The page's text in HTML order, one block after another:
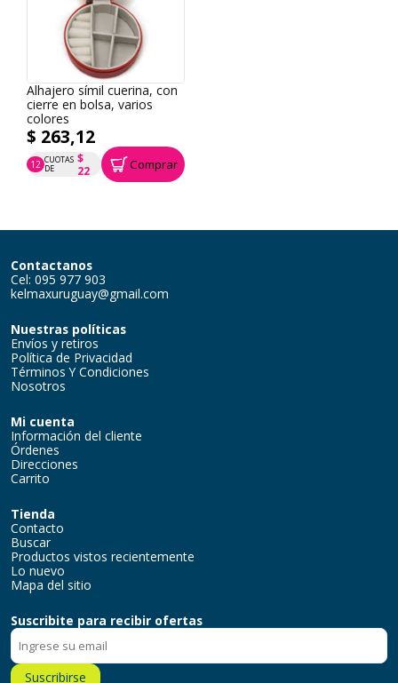
Alhajero símil cuerina, con
cierre en bolsa, varios
colores
$ 263,12
12 CUOTAS
DE
$
22
P.T.F. $ 263 Comprar
Contactanos
Cel: 095 977 903
kelmaxuruguay@gmail.com
Nuestras políticas
Envíos y retiros
Política de Privacidad
Términos Y Condiciones
Nosotros
Mi cuenta
Información del cliente
Órdenes
Direcciones
Carrito
Tienda
Contacto
Buscar
Productos vistos recientemente
Lo nuevo
Mapa del sitio
Suscribite para recibir ofertas
Suscribirse